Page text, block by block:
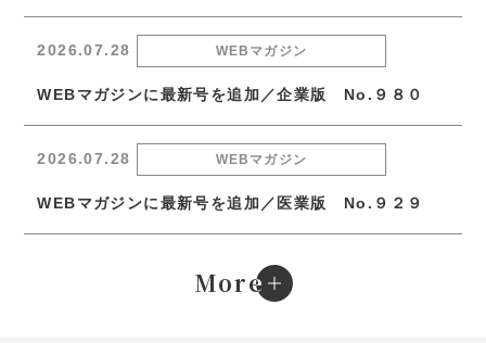
2026.07.28 WEBマガジン
WEBマガジンに最新号を追加／企業版 No.９８０
2026.07.28 WEBマガジン
WEBマガジンに最新号を追加／医業版 No.９２９
More
e